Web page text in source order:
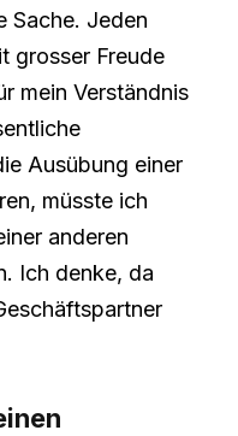
Sache. Jeden
grosser Freude
mein Verständnis
Ausübung einer
müsste ich
anderen
Ich denke, da